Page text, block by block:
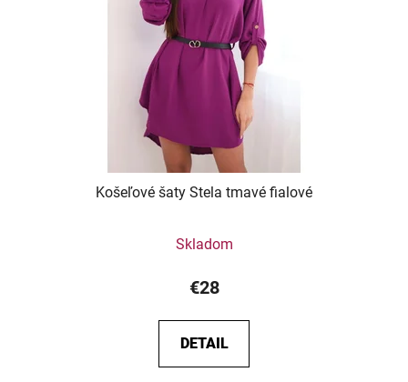
Košeľové šaty Stela tmavé fialové
Skladom
€28
DETAIL